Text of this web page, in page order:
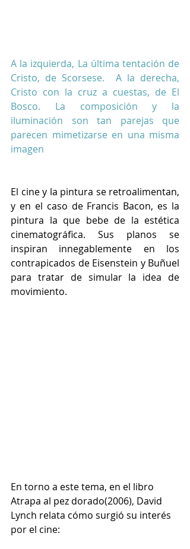
A la izquierda, La última tentación de
Cristo, de Scorsese.  A la derecha,
Cristo con la cruz a cuestas, de El
Bosco. La composición y la
iluminación son tan parejas que
parecen mimetizarse en una misma
imagen
El cine y la pintura se retroalimentan,
y en el caso de Francis Bacon, es la
pintura la que bebe de la estética
cinematográfica. Sus planos se
inspiran innegablemente en los
contrapicados de Eisenstein y Buñuel
para tratar de simular la idea de
movimiento.
En torno a este tema, en el libro
Atrapa al pez dorado(2006), David
Lynch relata cómo surgió su interés
por el cine: